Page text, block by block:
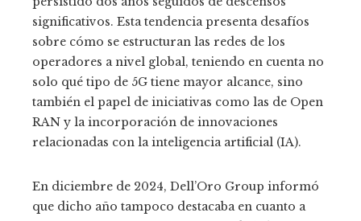
significativos. Esta tendencia presenta desafíos
sobre cómo se estructuran las redes de los
operadores a nivel global, teniendo en cuenta no
solo qué tipo de 5G tiene mayor alcance, sino
también el papel de iniciativas como las de Open
RAN y la incorporación de innovaciones
relacionadas con la inteligencia artificial (IA).
En diciembre de 2024, Dell’Oro Group informó
que dicho año tampoco destacaba en cuanto a